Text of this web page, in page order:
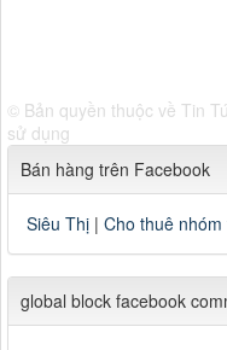
© Bản quyền thuộc về Tin
sử dụng
Bán hàng trên Facebook
Siêu Thị | Cho thuê nhóm
global block facebook